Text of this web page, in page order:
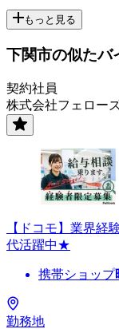
もっと見る
下関市の似たバ
契約社員
株式会社フェロー
【ドコモ】業界経
代活躍中★
携帯ショップ
勤務地